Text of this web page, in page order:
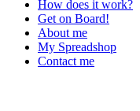
How does it work?
Get on Board!
About me
My Spreadshop
Contact me